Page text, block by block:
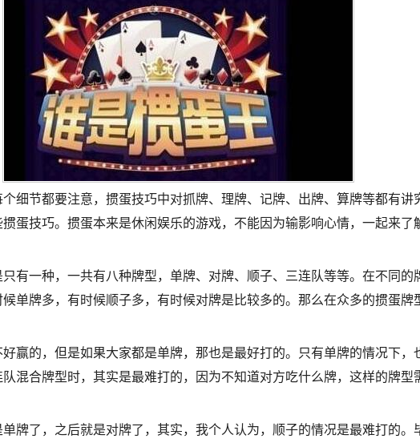
细节都要注意，掼蛋技巧中对抓牌、理牌、记牌、出牌、算牌等都有讲
蛋技巧。掼蛋本来是休闲娱乐的游戏，不能因为输影响心情，一起来了
有一种，一共有八种牌型，单牌、对牌、顺子、三连队等等。在不同的
单牌多，有时候顺子多，有时候对牌是比较多的。那么在众多的掼蛋牌
赢的，但是如果大家都是单牌，那也是最好打的。只有单牌的情况下，
混合牌型时，其实是最难打的，因为不知道对方吃什么牌，这样的牌型
牌了，之后就是对牌了，其实，我个人认为，顺子的情况是最难打的。